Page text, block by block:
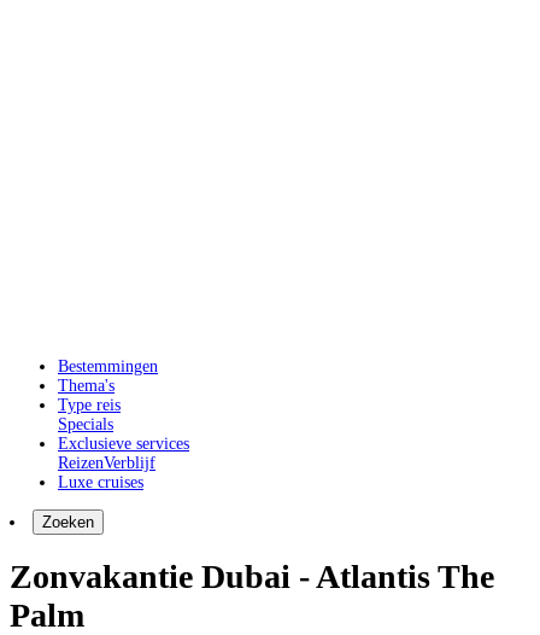
Bestemmingen
Thema's
Type reis
Specials
Exclusieve services
ReizenVerblijf
Luxe cruises
Zoeken
Zonvakantie Dubai - Atlantis The
Palm